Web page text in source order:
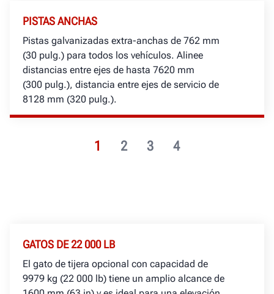
1 2 3 4
PISTAS ANCHAS
Pistas galvanizadas extra-anchas de 762 mm
(30 pulg.) para todos los vehículos. Alinee
distancias entre ejes de hasta 7620 mm
(300 pulg.), distancia entre ejes de servicio de
8128 mm (320 pulg.).
GATOS DE 22 000 LB
El gato de tijera opcional con capacidad de
9979 kg (22 000 lb) tiene un amplio alcance de